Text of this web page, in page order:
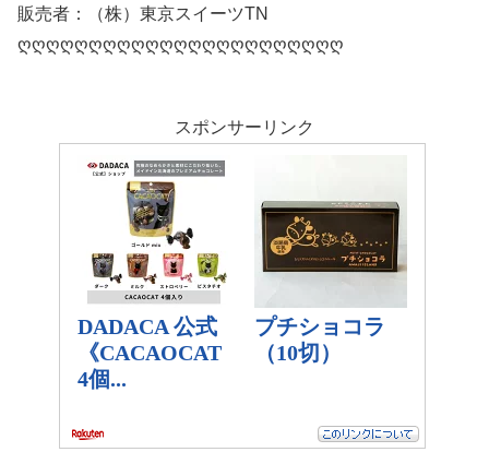
販売者：（株）東京スイーツTN
ღღღღღღღღღღღღღღღღღღღღღღღ
スポンサーリンク